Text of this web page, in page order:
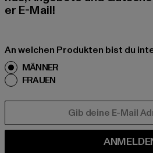
er E-Mail!
An welchen Produkten bist du
MÄNNER
FRAUEN